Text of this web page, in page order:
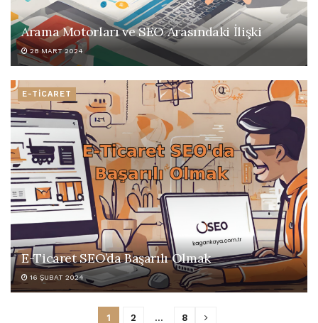
Arama Motorları ve SEO Arasındaki İlişki
28 MART 2024
E-TİCARET
E-Ticaret SEO’da Başarılı Olmak
16 ŞUBAT 2024
1 2 … 8